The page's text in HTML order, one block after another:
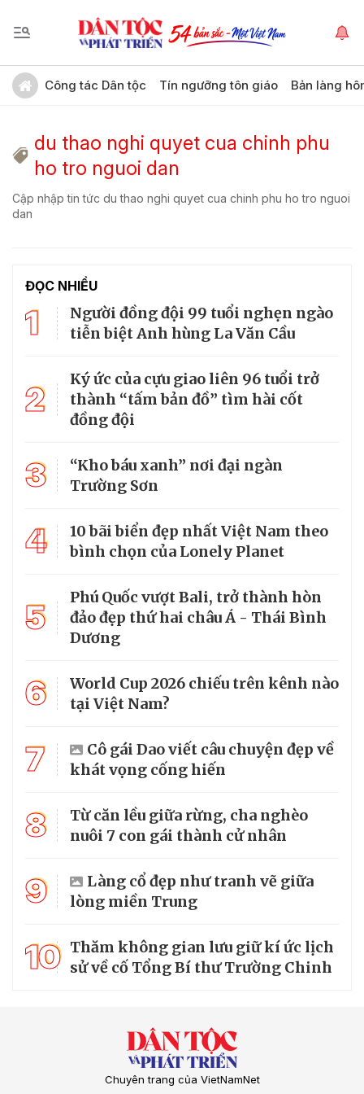
Công tác Dân tộc Tín ngưỡng tôn giáo Bản làng
du thao nghi quyet cua chinh phu
ho tro nguoi dan
Cập nhập tin tức du thao nghi quyet cua chinh phu ho tro nguoi
dan
ĐỌC NHIỀU
1
Người đồng đội 99 tuổi nghẹn ngào
tiễn biệt Anh hùng La Văn Cầu
2
Ký ức của cựu giao liên 96 tuổi trở
thành “tấm bản đồ” tìm hài cốt
đồng đội
3
“Kho báu xanh” nơi đại ngàn
Trường Sơn
4
10 bãi biển đẹp nhất Việt Nam theo
bình chọn của Lonely Planet
5
Phú Quốc vượt Bali, trở thành hòn
đảo đẹp thứ hai châu Á - Thái Bình
Dương
6
World Cup 2026 chiếu trên kênh nào
tại Việt Nam?
7
Cô gái Dao viết câu chuyện đẹp về
khát vọng cống hiến
8
Từ căn lều giữa rừng, cha nghèo
nuôi 7 con gái thành cử nhân
9
Làng cổ đẹp như tranh vẽ giữa
lòng miền Trung
10 Thăm không gian lưu giữ kí ức lịch
sử về cố Tổng Bí thư Trường Chinh
Chuyên trang của VietNamNet